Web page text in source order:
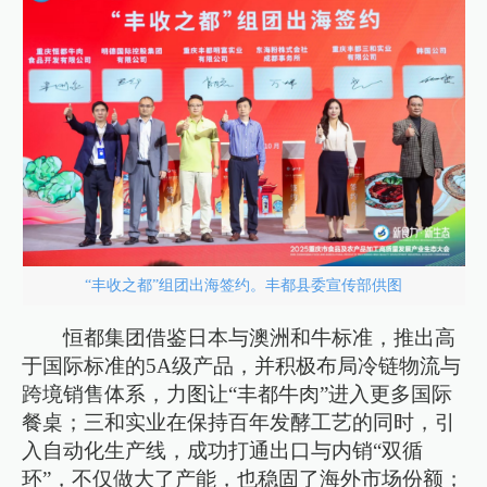
“丰收之都”组团出海签约。丰都县委宣传部供图
恒都集团借鉴日本与澳洲和牛标准，推出高
于国际标准的5A级产品，并积极布局冷链物流与
跨境销售体系，力图让“丰都牛肉”进入更多国际
餐桌；三和实业在保持百年发酵工艺的同时，引
入自动化生产线，成功打通出口与内销“双循
环”，不仅做大了产能，也稳固了海外市场份额；